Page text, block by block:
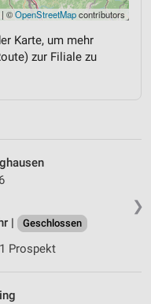
| ©OpenStreetMapcontributors
Karte, um mehr
zur Filiale zu
❯
|
Geschlossen
Prospekt